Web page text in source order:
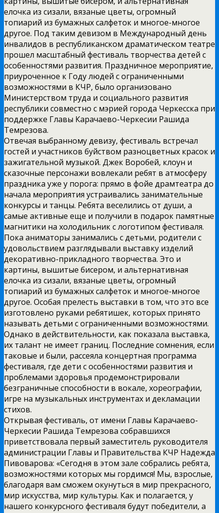
елочка из сизали, вязаные цветы, огромный
топиарий из бумажных салфеток и многое-многое
другое. Под таким девизом в Международный день
инвалидов в республиканском драматическом театре
прошел масштабный фестиваль творчества детей с
особенностями развития. Праздничное мероприятие,
приуроченное к Году людей с ограниченными
возможностями в КЧР, было организовано
Министерством труда и социального развития
республики совместно с мэрией города Черкесска при
поддержке Главы Карачаево-Черкесии Рашида
Темрезова.
Отвечая выбранному девизу, фестиваль встречал
гостей и участников буйством разноцветных красок и
зажигательной музыкой. Джек Воробей, клоун и
сказочные персонажи вовлекали ребят в атмосферу
праздника уже у порога: прямо в фойе драмтеатра до
начала мероприятия устраивались занимательные
конкурсы и танцы. Ребята веселились от души, а
самые активные еще и получили в подарок памятные
магнитики на холодильник с логотипом фестиваля.
Пока аниматоры занимались с детьми, родители с
удовольствием разглядывали выставку изделий
декоративно-прикладного творчества. Это и
картины, вышитые бисером, и альтернативная
елочка из сизали, вязаные цветы, огромный
топиарий из бумажных салфеток и многое-многое
другое. Особая прелесть выставки в том, что это все
изготовлено руками ребятишек, которых принято
называть детьми с ограниченными возможностями.
Однако в действительности, как показала выставка,
их талант не имеет границ. Последние сомнения, если
таковые и были, рассеяла концертная программа
фестиваля, где дети с особенностями развития и
проблемами здоровья продемонстрировали
безграничные способности в вокале, хореографии,
игре на музыкальных инструментах и декламации
стихов.
Открывая фестиваль, от имени Главы Карачаево-
Черкесии Рашида Темрезова собравшихся
приветствовала первый заместитель руководителя
администрации Главы и Правительства КЧР Надежда
Пивоварова: «Сегодня в этом зале собрались ребята,
возможностями которых мы гордимся! Мы, взрослые,
благодаря вам сможем окунуться в мир прекрасного,
мир искусства, мир культуры. Как и полагается, у
нашего конкурсного фестиваля будут победители, а